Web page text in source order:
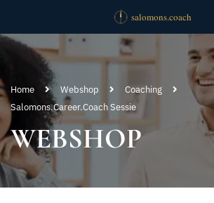
Home Webshop
Coaching
Salomons.Career.Coach Sessie
WEBSHOP